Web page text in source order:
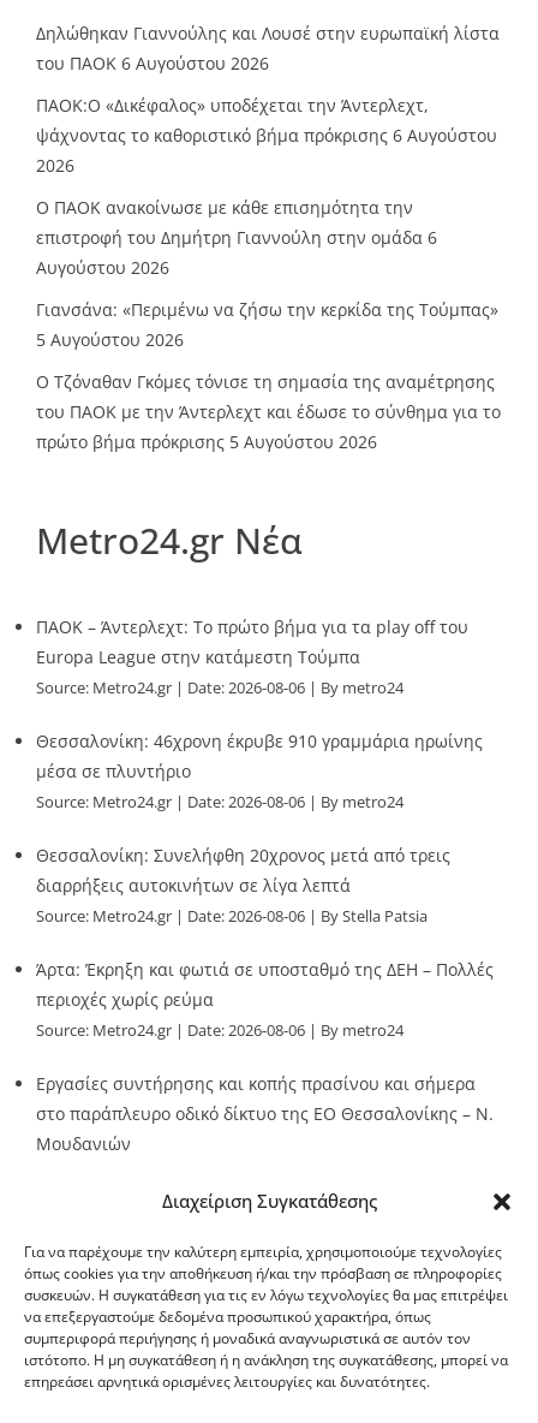
Διαχείριση Συγκατάθεσης
Για να παρέχουμε την καλύτερη εμπειρία, χρησιμοποιούμε τεχνολογίες
όπως cookies για την αποθήκευση ή/και την πρόσβαση σε πληροφορίες
συσκευών. Η συγκατάθεση για τις εν λόγω τεχνολογίες θα μας επιτρέψει
να επεξεργαστούμε δεδομένα προσωπικού χαρακτήρα, όπως
συμπεριφορά περιήγησης ή μοναδικά αναγνωριστικά σε αυτόν τον
ιστότοπο. Η μη συγκατάθεση ή η ανάκληση της συγκατάθεσης, μπορεί να
επηρεάσει αρνητικά ορισμένες λειτουργίες και δυνατότητες.
Δηλώθηκαν Γιαννούλης και Λουσέ στην ευρωπαϊκή λίστα
του ΠΑΟΚ 6 Αυγούστου 2026
ΠΑΟΚ:Ο «Δικέφαλος» υποδέχεται την Άντερλεχτ,
ψάχνοντας το καθοριστικό βήμα πρόκρισης 6 Αυγούστου
2026
Ο ΠΑΟΚ ανακοίνωσε με κάθε επισημότητα την
επιστροφή του Δημήτρη Γιαννούλη στην ομάδα 6
Αυγούστου 2026
Γιανσάνα: «Περιμένω να ζήσω την κερκίδα της Τούμπας»
5 Αυγούστου 2026
Ο Τζόναθαν Γκόμες τόνισε τη σημασία της αναμέτρησης
του ΠΑΟΚ με την Άντερλεχτ και έδωσε το σύνθημα για το
πρώτο βήμα πρόκρισης 5 Αυγούστου 2026
Metro24.gr Νέα
ΠΑΟΚ – Άντερλεχτ: Το πρώτο βήμα για τα play off του
Europa League στην κατάμεστη Τούμπα
Source: Metro24.gr Date: 2026-08-06 By metro24
Θεσσαλονίκη: 46χρονη έκρυβε 910 γραμμάρια ηρωίνης
μέσα σε πλυντήριο
Source: Metro24.gr Date: 2026-08-06 By metro24
Θεσσαλονίκη: Συνελήφθη 20χρονος μετά από τρεις
διαρρήξεις αυτοκινήτων σε λίγα λεπτά
Source: Metro24.gr Date: 2026-08-06 By Stella Patsia
Άρτα: Έκρηξη και φωτιά σε υποσταθμό της ΔΕΗ – Πολλές
περιοχές χωρίς ρεύμα
Source: Metro24.gr Date: 2026-08-06 By metro24
Εργασίες συντήρησης και κοπής πρασίνου και σήμερα
στο παράπλευρο οδικό δίκτυο της ΕΟ Θεσσαλονίκης – Ν.
Μουδανιών
G-point.gr